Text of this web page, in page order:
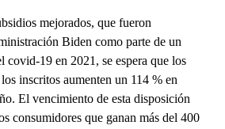
mejorados, que fueron
Biden como parte de un
covid-19 en 2021, se espera que los
inscritos aumenten un 114 % en
El vencimiento de esta disposición
consumidores que ganan más del 400